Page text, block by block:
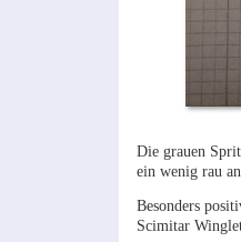
Die grauen
ein wenig rau
Besonders
Scimitar